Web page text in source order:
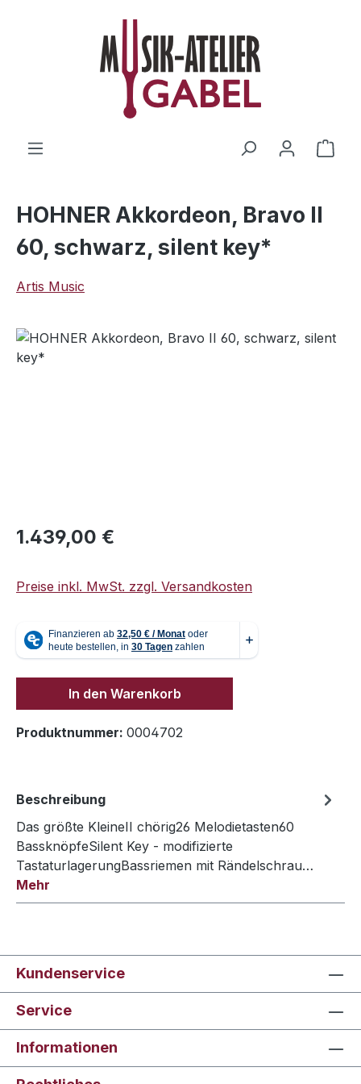
Zum Hauptinhalt springen
HOHNER Akkordeon, Bravo II
60, schwarz, silent key*
Artis Music
Bildergalerie überspringen
Regulärer Preis:
1.439,00 €
Preise inkl. MwSt. zzgl. Versandkosten
In den Warenkorb
Produktnummer: 0004702
Beschreibung
Das größte KleineII chörig26 Melodietasten60
BassknöpfeSilent Key - modifizierte
TastaturlagerungBassriemen mit Rändelschrau…
Mehr
Kundenservice
Service
Informationen